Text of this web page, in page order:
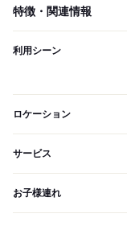
特徴・関連情報
利用シーン
ロケーション
サービス
お子様連れ